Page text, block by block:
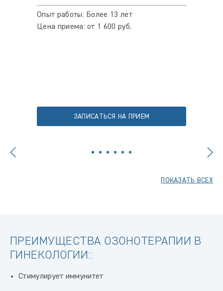
Опыт работы: Более 13 лет
Цена приема: от 1 600 руб.
ЗАПИСАТЬСЯ НА ПРИЕМ
ПОКАЗАТЬ ВСЕХ
ПРЕИМУЩЕСТВА ОЗОНОТЕРАПИИ В
ГИНЕКОЛОГИИ::
Стимулирует иммунитет